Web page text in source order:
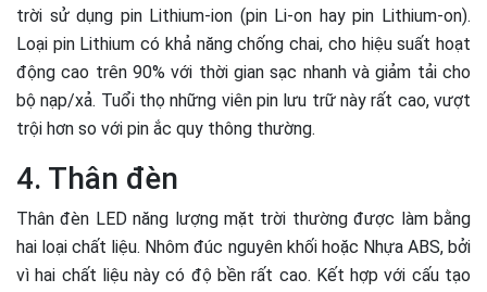
trời sử dụng pin Lithium-ion (pin Li-on hay pin Lithium-on).
Loại pin Lithium có khả năng chống chai, cho hiệu suất hoạt
động cao trên 90% với thời gian sạc nhanh và giảm tải cho
bộ nạp/xả. Tuổi thọ những viên pin lưu trữ này rất cao, vượt
trội hơn so với pin ắc quy thông thường.
4. Thân đèn
Thân đèn LED năng lượng mặt trời thường được làm bằng
hai loại chất liệu. Nhôm đúc nguyên khối hoặc Nhựa ABS, bởi
vì hai chất liệu này có độ bền rất cao. Kết hợp với cấu tạo